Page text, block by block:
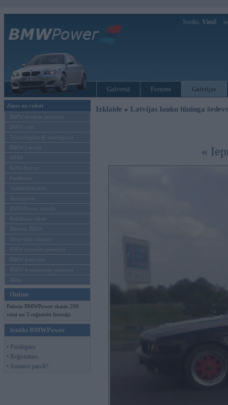
Sveiks, Viesi!
Galvenā Forums Galerijas
Ziņas un raksti
BMW modeļu jaunumi
BMW testi
Tehnoloģijas & sasniegumi
BMW Latvijā
MINI
Rolls-Royce
Pasākumi
Vadāmības tests
Autosports
BMWPower aktuāli
Reklāmas raksti
Mēneša BMW
Sērijveida tūnings
BMW pasaules jaunumi
BMW koncepti
BMW konkurentu jaunumi
Moto
Online
Pašreiz BMWPower skatās 200
viesi un 5 reģistrēti lietotāji.
Ienākt BMWPower
• Pieslēgties
• Reģistrēties
• Aizmirsi paroli?
Izklaide » Latvijas lauku tūninga
«